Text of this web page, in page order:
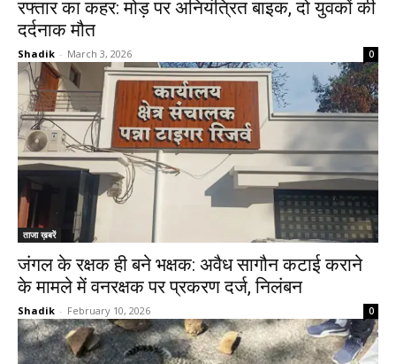
रफ्तार का कहर: मोड़ पर अनियंत्रित बाइक, दो युवकों की
दर्दनाक मौत
Shadik - March 3, 2026 0
ताजा ख़बरें
जंगल के रक्षक ही बने भक्षक: अवैध सागौन कटाई कराने
के मामले में वनरक्षक पर प्रकरण दर्ज, निलंबन
Shadik - February 10, 2026 0